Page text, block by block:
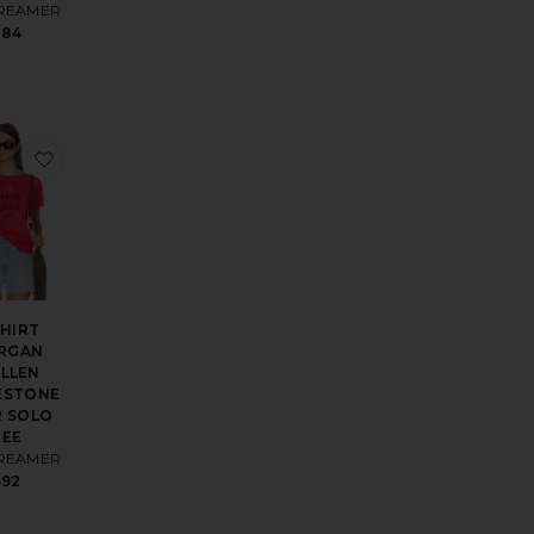
Raglan Tank Top
SHIRT NUMBER ONE RAGLAN
aux préférésTOP MANCHES LONGUES MORGAN WALLEN
SOLO